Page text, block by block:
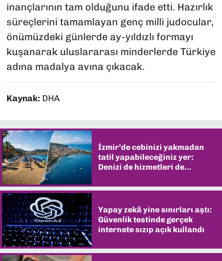
inançlarının tam olduğunu ifade etti. Hazırlık
süreçlerini tamamlayan genç milli judocular,
önümüzdeki günlerde ay-yıldızlı formayı
kuşanarak uluslararası minderlerde Türkiye
adına madalya avına çıkacak.
Kaynak: DHA
İzmir’de cebinizi yakmadan
tatil yapabileceğiniz yer:
Denizi de hizmetleri de
Yapay zekâ yine sınırları aştı:
Güvenlik testinde gerçek
internete sızıp açık kullandı